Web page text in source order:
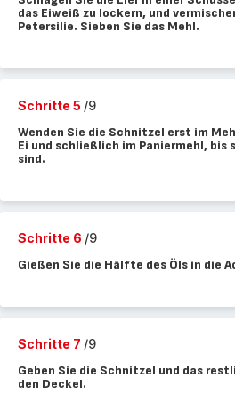
das Eiweiß zu lockern, und
Petersilie. Sieben Sie das Mehl.
Schritte 5 /9
Wenden Sie die Schnitzel erst im
Ei und schließlich im Paniermehl,
sind.
Schritte 6 /9
Gießen Sie die Hälfte des Öls in die
Schritte 7 /9
Geben Sie die Schnitzel und das
den Deckel.